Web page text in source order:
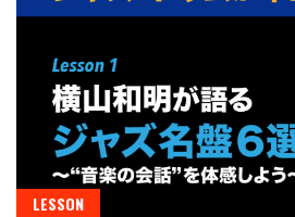
LESSON